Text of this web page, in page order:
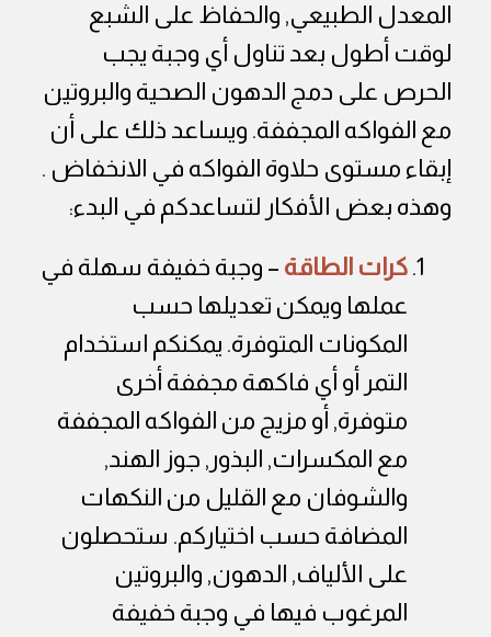
المعدل الطبيعي, والحفاظ على الشبع
لوقت أطول بعد تناول أي وجبة يجب
الحرص على دمج الدهون الصحية والبروتين
مع الفواكه المجففة. ويساعد ذلك على أن
إبقاء مستوى حلاوة الفواكه في الانخفاض .
وهذه بعض الأفكار لتساعدكم في البدء:
كرات الطاقة – وجبة خفيفة سهلة في
عملها ويمكن تعديلها حسب
المكونات المتوفرة. يمكنكم استخدام
التمر أو أي فاكهة مجففة أخرى
متوفرة, أو مزيج من الفواكه المجففة
مع المكسرات, البذور, جوز الهند,
والشوفان مع القليل من النكهات
المضافة حسب اختياركم. ستحصلون
على الألياف, الدهون, والبروتين
المرغوب فيها في وجبة خفيفة